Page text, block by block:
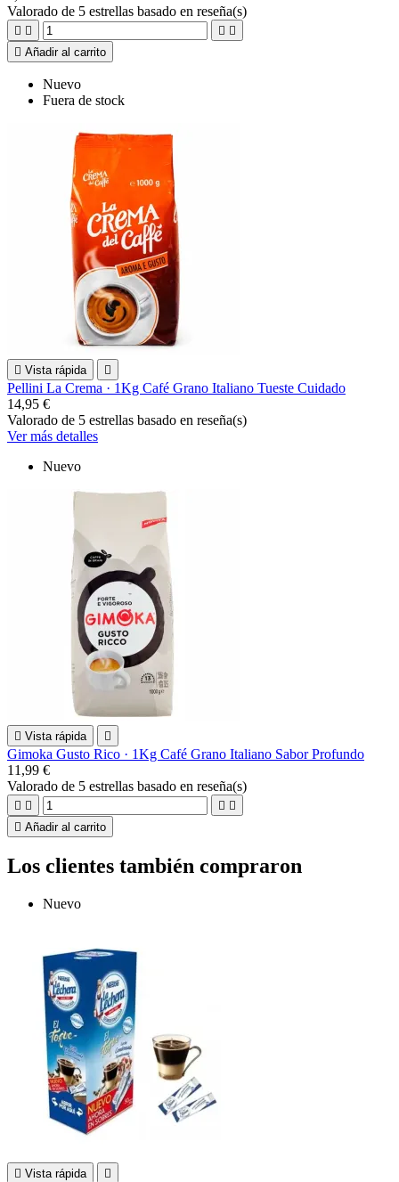
Valorado de 5 estrellas basado en reseña(s)
   
 Añadir al carrito
Nuevo
Fuera de stock
 Vista rápida 
Pellini La Crema · 1Kg Café Grano Italiano Tueste Cuidado
14,95 €
Valorado de 5 estrellas basado en reseña(s)
Ver más detalles
Nuevo
 Vista rápida 
Gimoka Gusto Rico · 1Kg Café Grano Italiano Sabor Profundo
11,99 €
Valorado de 5 estrellas basado en reseña(s)
   
 Añadir al carrito
Los clientes también compraron
Nuevo
 Vista rápida 